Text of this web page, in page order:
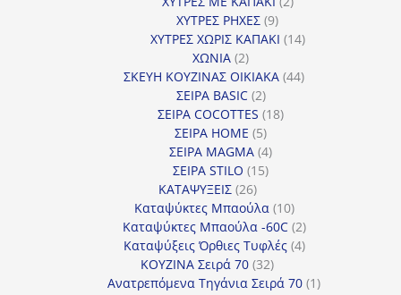
ΧΥΤΡΕΣ ΡΗΧΕΣ 99
προϊόντα
ΧΥΤΡΕΣ ΧΩΡΙΣ ΚΑΠΑΚΙ 1414
ΧΩΝΙΑ 22
προϊόντα
ΣΚΕΥΗ ΚΟΥΖΙΝΑΣ ΟΙΚΙΑΚΑ 4444
ΣΕΙΡΑ BASIC 22
προϊόντα
ΣΕΙΡΑ COCOTTES 1818
ΣΕΙΡΑ HOME 55
προϊόντα
ΣΕΙΡΑ MAGMA 44
προϊόντα
ΣΕΙΡΑ STILO 1515
ΚΑΤΑΨΥΞΕΙΣ 2626
προϊόντα
Καταψύκτες Μπαούλα 1010
προϊόντα
Καταψύκτες Μπαούλα -60C 22
προϊόντα
Καταψύξεις Όρθιες Τυφλές 44
ΚΟΥΖΙΝΑ Σειρά 70 3232
προϊόντα
Ανατρεπόμενα Τηγάνια Σειρά 70 11